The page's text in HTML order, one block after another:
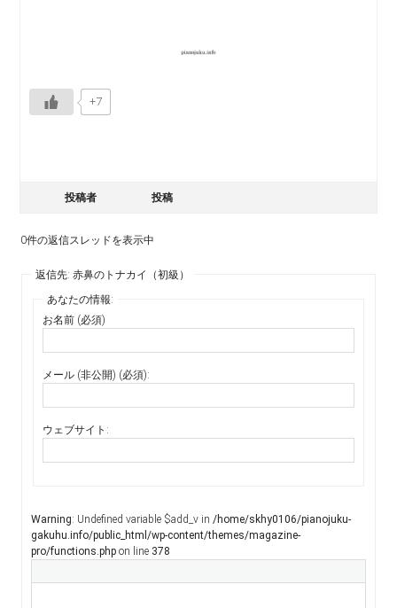
+7
投稿者 投稿
0件の返信スレッドを表示中
返信先: 赤鼻のトナカイ（初級）
あなたの情報:
お名前 (必須)
メール (非公開) (必須):
ウェブサイト:
Warning : Undefined variable $add_v in /home/skhy0106/pianojuku-
gakuhu.info/public_html/wp-content/themes/magazine-
pro/functions.php on line 378